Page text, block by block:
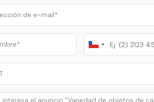
Chile
+56